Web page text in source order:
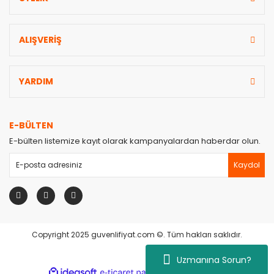
Uzmanına Sorun?
ALIŞVERİŞ
YARDIM
E-BÜLTEN
E-bülten listemize kayıt olarak kampanyalardan haberdar olun.
Kaydol
Copyright 2025 guvenlifiyat.com ©. Tüm hakları saklıdır.
ideasoft